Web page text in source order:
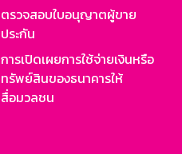
ตรวจสอบใบอนุญาตผู้ขาย
ประกัน
การเปิดเผยการใช้จ่ายเงินหรือ
ทรัพย์สินของธนาคารให้
สื่อมวลชน